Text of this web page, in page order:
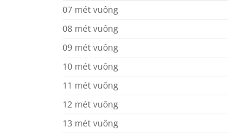
07 mét vuông
08 mét vuông
09 mét vuông
10 mét vuông
11 mét vuông
12 mét vuông
13 mét vuông